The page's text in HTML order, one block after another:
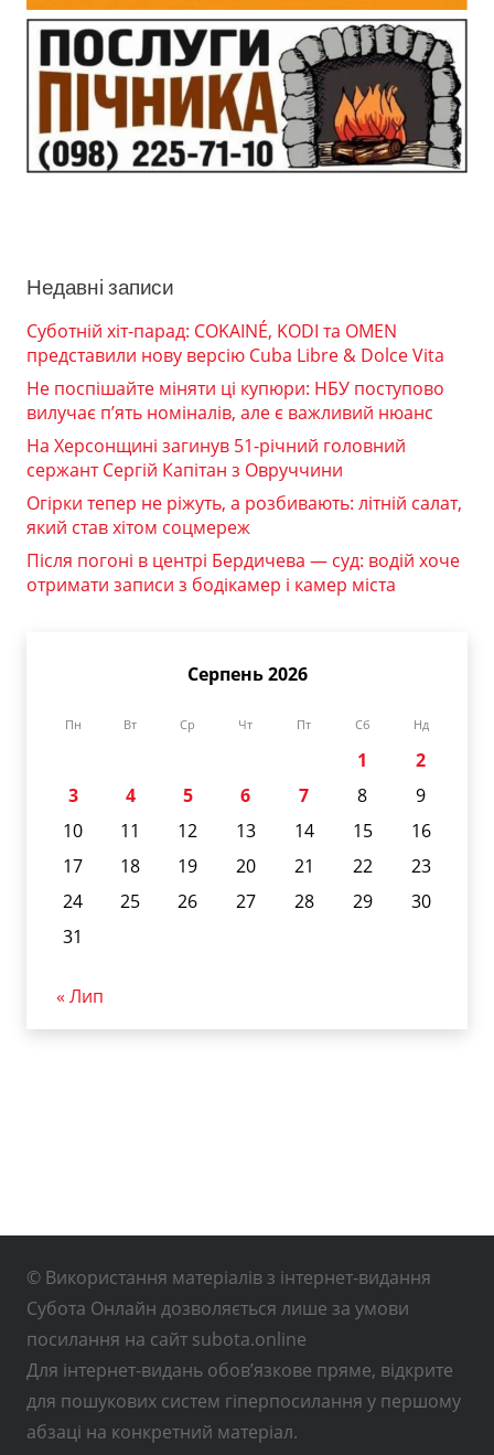
Недавні записи
Суботній хіт-парад: COKAINÉ, KODI та OMEN
представили нову версію Cuba Libre & Dolce Vita
Не поспішайте міняти ці купюри: НБУ поступово
вилучає п’ять номіналів, але є важливий нюанс
На Херсонщині загинув 51-річний головний
сержант Сергій Капітан з Овруччини
Огірки тепер не ріжуть, а розбивають: літній салат,
який став хітом соцмереж
Після погоні в центрі Бердичева — суд: водій хоче
отримати записи з бодікамер і камер міста
Серпень 2026
Пн Вт Ср Чт Пт Сб Нд
1
2
3
4 5 6 7 8
9
10
11 12 13 14 15
16
17
18 19 20 21 22
23
24
25 26 27 28 29
30
31
« Лип
© Використання матеріалів з інтернет-видання
Субота Онлайн дозволяється лише за умови
посилання на сайт subota.online
Для інтернет-видань обов’язкове пряме, відкрите
для пошукових систем гіперпосилання у першому
абзаці на конкретний матеріал.